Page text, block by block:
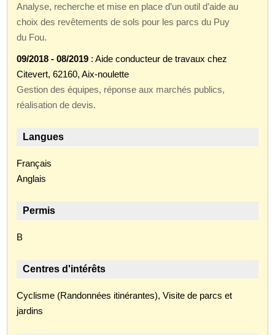
Analyse, recherche et mise en place d’un outil d’aide au
choix des revêtements de sols pour les parcs du Puy
du Fou.
09/2018 - 08/2019 : Aide conducteur de travaux chez
Citevert, 62160, Aix-noulette
Gestion des équipes, réponse aux marchés publics,
réalisation de devis.
Langues
Français
Anglais
Permis
B
Centres d'intérêts
Cyclisme (Randonnées itinérantes), Visite de parcs et
jardins